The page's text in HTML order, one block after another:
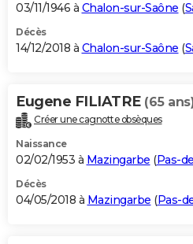
03/11/1946 à Chalon-sur-Saône (
Décès
14/12/2018 à Chalon-sur-Saône (
Eugene FILIATRE (65
Créer une cagnotte obsèques
Naissance
02/02/1953 à Mazingarbe (Pas-
Décès
04/05/2018 à Mazingarbe (Pas-